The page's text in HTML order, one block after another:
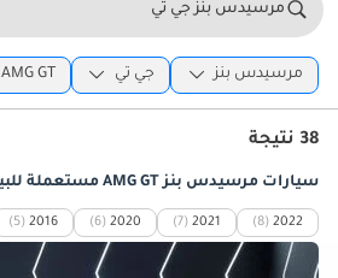
مرسيدس بنز جي تي
مرسيدس بنز جي تي AMG GT
38 نتيجة
سيارات مرسيدس بنز AMG GT مستعملة للبيع في دبي
2022
(8)
2021
(7)
2020
(6)
2016
(5)